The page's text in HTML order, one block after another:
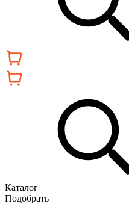
Каталог
Подобрать